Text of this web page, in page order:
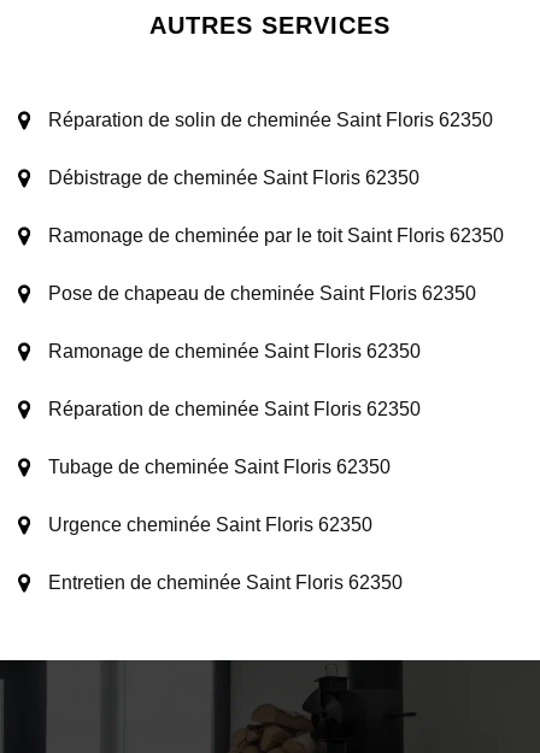
AUTRES SERVICES
Réparation de solin de cheminée Saint Floris 62350
Débistrage de cheminée Saint Floris 62350
Ramonage de cheminée par le toit Saint Floris 62350
Pose de chapeau de cheminée Saint Floris 62350
Ramonage de cheminée Saint Floris 62350
Réparation de cheminée Saint Floris 62350
Tubage de cheminée Saint Floris 62350
Urgence cheminée Saint Floris 62350
Entretien de cheminée Saint Floris 62350